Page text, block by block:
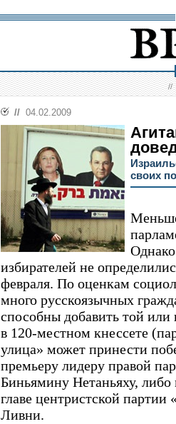
//
// 04.02.2009
своих
избирателей не
февраля. По оценкам
много русскоязычных
способны добавить той
в 120-местном кнессете
улица» может принести
премьеру лидеру правой
Биньямину Нетаньяху,
главе центристской
Ливни.